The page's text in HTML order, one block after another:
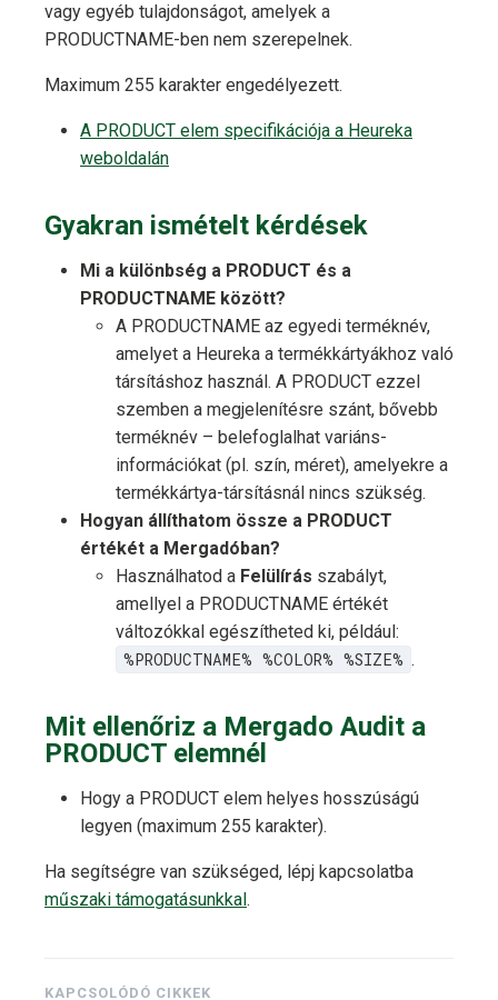
vagy egyéb tulajdonságot, amelyek a
PRODUCTNAME-ben nem szerepelnek.
Maximum 255 karakter engedélyezett.
A PRODUCT elem specifikációja a Heureka
weboldalán
Gyakran ismételt kérdések
Mi a különbség a PRODUCT és a
PRODUCTNAME között?
A PRODUCTNAME az egyedi terméknév,
amelyet a Heureka a termékkártyákhoz való
társításhoz használ. A PRODUCT ezzel
szemben a megjelenítésre szánt, bővebb
terméknév – belefoglalhat variáns-
információkat (pl. szín, méret), amelyekre a
termékkártya-társításnál nincs szükség.
Hogyan állíthatom össze a PRODUCT
értékét a Mergadóban?
Használhatod a Felülírás szabályt,
amellyel a PRODUCTNAME értékét
változókkal egészítheted ki, például:
%PRODUCTNAME% %COLOR% %SIZE% .
Mit ellenőriz a Mergado Audit a
PRODUCT elemnél
Hogy a PRODUCT elem helyes hosszúságú
legyen (maximum 255 karakter).
Ha segítségre van szükséged, lépj kapcsolatba
műszaki támogatásunkkal .
KAPCSOLÓDÓ CIKKEK